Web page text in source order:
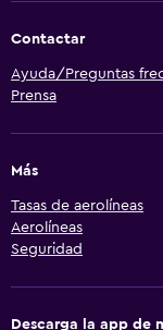
Contactar
Ayuda/Preguntas
Prensa
Más
Tasas de aerolíneas
Aerolíneas
Seguridad
Descarga la app de